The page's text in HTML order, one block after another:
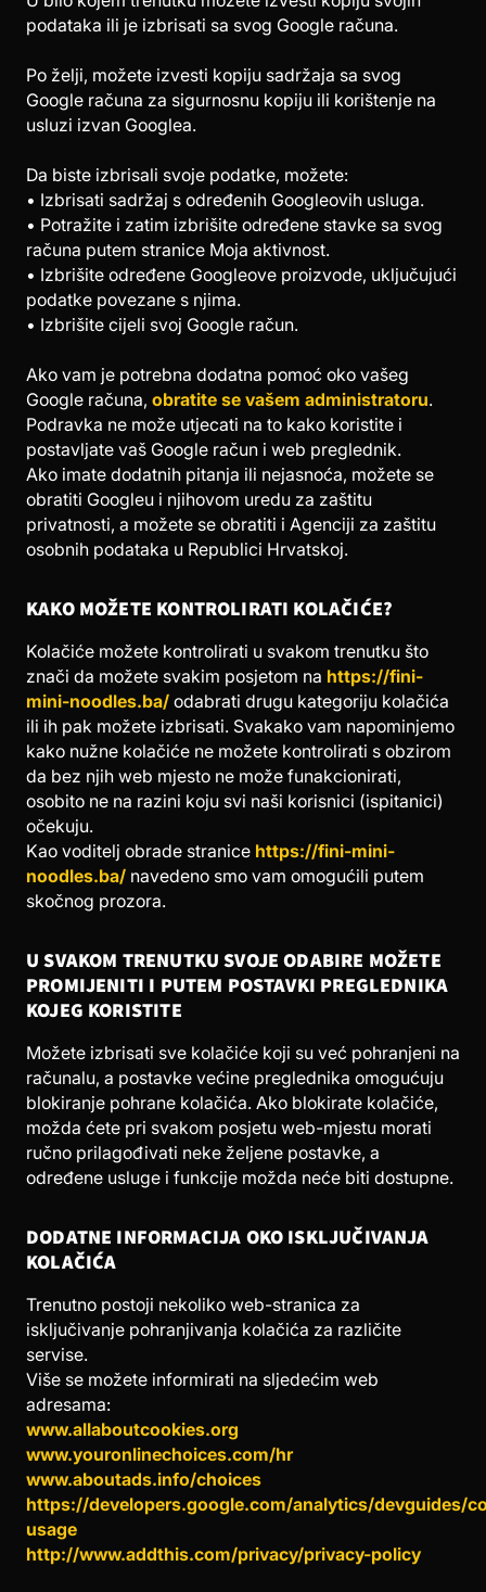
podataka ili je izbrisati sa svog Google računa.
Po želji, možete izvesti kopiju sadržaja sa svog
Google računa za sigurnosnu kopiju ili korištenje na
usluzi izvan Googlea.
Da biste izbrisali svoje podatke, možete:
• Izbrisati sadržaj s određenih Googleovih usluga.
• Potražite i zatim izbrišite određene stavke sa svog
računa putem stranice Moja aktivnost.
• Izbrišite određene Googleove proizvode, uključujući
podatke povezane s njima.
• Izbrišite cijeli svoj Google račun.
Ako vam je potrebna dodatna pomoć oko vašeg
Google računa, obratite se vašem administratoru.
Podravka ne može utjecati na to kako koristite i
postavljate vaš Google račun i web preglednik.
Ako imate dodatnih pitanja ili nejasnoća, možete se
obratiti Googleu i njihovom uredu za zaštitu
privatnosti, a možete se obratiti i Agenciji za zaštitu
osobnih podataka u Republici Hrvatskoj.
KAKO MOŽETE KONTROLIRATI KOLAČIĆE?
Kolačiće možete kontrolirati u svakom trenutku što
znači da možete svakim posjetom na https://fini-
mini-noodles.ba/ odabrati drugu kategoriju kolačića
ili ih pak možete izbrisati. Svakako vam napominjemo
kako nužne kolačiće ne možete kontrolirati s obzirom
da bez njih web mjesto ne može funakcionirati,
osobito ne na razini koju svi naši korisnici (ispitanici)
očekuju.
Kao voditelj obrade stranice https://fini-mini-
noodles.ba/ navedeno smo vam omogućili putem
skočnog prozora.
U SVAKOM TRENUTKU SVOJE ODABIRE MOŽETE
PROMIJENITI I PUTEM POSTAVKI PREGLEDNIKA
KOJEG KORISTITE
Možete izbrisati sve kolačiće koji su već pohranjeni na
računalu, a postavke većine preglednika omogućuju
blokiranje pohrane kolačića. Ako blokirate kolačiće,
možda ćete pri svakom posjetu web-mjestu morati
ručno prilagođivati neke željene postavke, a
određene usluge i funkcije možda neće biti dostupne.
DODATNE INFORMACIJA OKO ISKLJUČIVANJA
KOLAČIĆA
Trenutno postoji nekoliko web-stranica za
isključivanje pohranjivanja kolačića za različite
servise.
Više se možete informirati na sljedećim web
adresama:
www.allaboutcookies.org
www.youronlinechoices.com/hr
www.aboutads.info/choices
https://developers.google.com/analytics/devguides/
usage
http://www.addthis.com/privacy/privacy-policy